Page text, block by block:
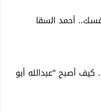
أحمد السقا
أصبح “عبدالله أبو